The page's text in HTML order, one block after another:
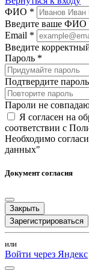
ФИО *
Введите ваше ФИО
Email *
Введите
Пароль *
Подтвердите
Пароли не
Я согласен на
соответствии с
Необходимо
данных"
Документ согласия
Закрыть
Зарегистрироваться
или
Войти через Яндекс